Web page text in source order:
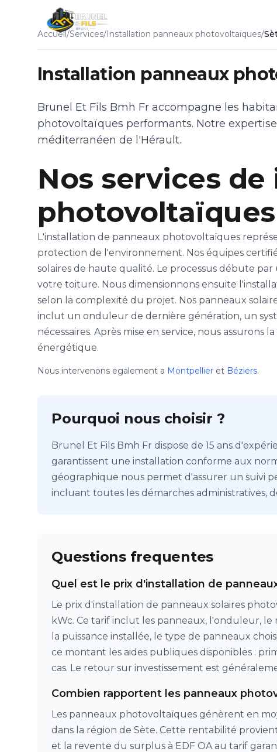
Accueil/Services/Installation panneaux photovoltaïques/
Installation panneaux
Brunel Et Fils Bmh Fr accompagne les
photovoltaïques performants. Notre
méditerranéen de l'Hérault.
Nos services
L'installation de panneaux photovoltaïques
protection de l'environnement. Nos équipes
solaires de haute qualité. Le processus débute
votre toiture. Nous dimensionnons ensuite
selon la complexité du projet. Nos panneaux
inclut un onduleur de dernière génération, un
nécessaires. Après mise en service, nous
énergétique.
Nous intervenons egalement a Montpellier et Béziers.
Pourquoi nous choisir ?
Brunel Et Fils Bmh Fr dispose de 15 ans
garantissent une installation conforme aux
géographique nous permet d'assurer un suivi
incluant toutes les démarches administratives,
Questions frequentes
Quel est le prix d'installation de
Le prix d'installation de panneaux solaires
kWc. Ce tarif inclut les panneaux, l'onduleur,
la puissance installée, le type de panneaux
ce montant les aides publiques disponibles :
cas. Le retour sur investissement est
Combien rapportent les panneaux
Les panneaux photovoltaïques génèrent en
dans la région de Sète. Cette rentabilité
et la revente du surplus à EDF OA au tarif